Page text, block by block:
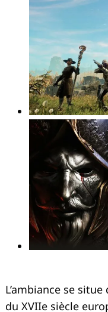
L’ambiance se
du XVIIe siècle